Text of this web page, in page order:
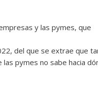
y las pymes, que
del que se extrae que
pymes no sabe hacia